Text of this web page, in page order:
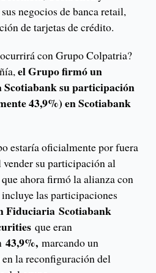
negocios de banca retail,
de tarjetas de crédito.
con Grupo Colpatria?
el Grupo firmó un
Scotiabank su participación
43,9%) en Scotiabank
estaría oficialmente por fuera
su participación al
ahora firmó la alianza con
las participaciones
Fiduciaria Scotiabank
que eran
43,9%, marcando un
la reconfiguración del